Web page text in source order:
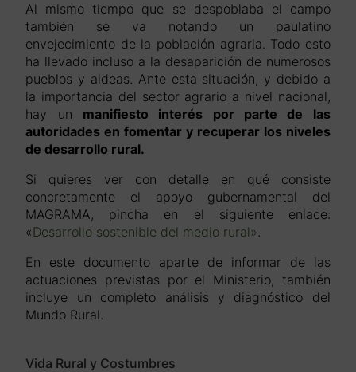
Al mismo tiempo que se despoblaba el campo
también se va notando un paulatino
envejecimiento de la población agraria. Todo esto
ha llevado incluso a la desaparición de numerosos
pueblos y aldeas. Ante esta situación, y debido a
la importancia del sector agrario a nivel nacional,
hay un manifiesto interés por parte de las
autoridades en fomentar y recuperar los niveles
de desarrollo rural.
Si quieres ver con detalle en qué consiste
concretamente el apoyo gubernamental del
MAGRAMA, pincha en el siguiente enlace:
«Desarrollo sostenible del medio rural».
En este documento aparte de informar de las
actuaciones previstas por el Ministerio, también
incluye un completo análisis y diagnóstico del
Mundo Rural.
Vida Rural y Costumbres